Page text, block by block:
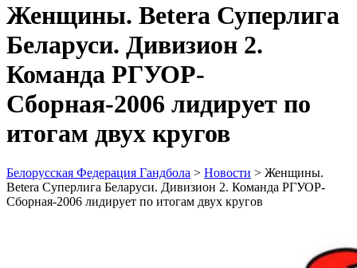
Женщины. Betera Суперлига
Беларуси. Дивизион 2.
Команда РГУОР-
Сборная-2006 лидирует по
итогам двух кругов
Белорусская Федерация Гандбола > Новости > Женщины.
Betera Суперлига Беларуси. Дивизион 2. Команда РГУОР-
Сборная-2006 лидирует по итогам двух кругов